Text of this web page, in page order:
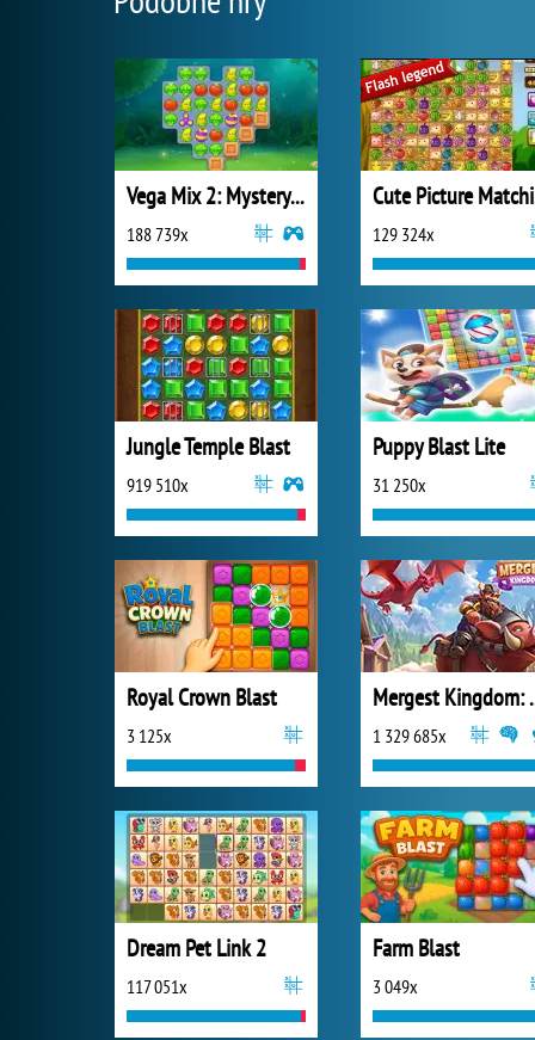
Vega Mix 2: Mystery of Island
188 739x 129 324x
Jungle Temple Blast
919 510x
Puppy Blast Lite
31 250x
Royal Crown Blast
3 125x 1 329 685x
Dream Pet Link 2
117 051x
Farm Blast
3 049x